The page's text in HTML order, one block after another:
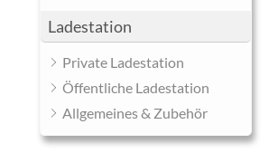
Ladestation
Private Ladestation
Öffentliche Ladestation
Allgemeines & Zubehör